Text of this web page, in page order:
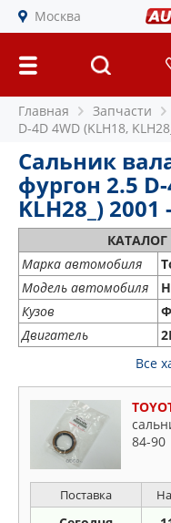
Москва
Главная Запчасти
D-4D 4WD (KLH18,
Сальник
фургон 2.5
KLH28_) 2001
КАТАЛОГ
Марка автомобиля
Модель автомобиля
Кузов
Двигатель
Все
84-90
Поставка